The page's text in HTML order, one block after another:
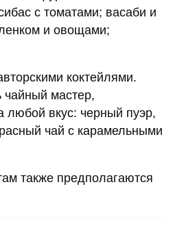
с томатами; васаби и
и овощами;
коктейлями.
чайный мастер,
любой вкус: черный пуэр,
чай с карамельными
также предполагаются